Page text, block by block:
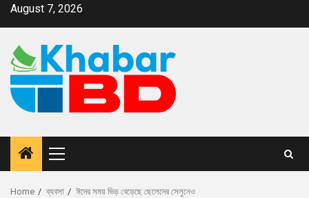
August 7, 2026
Home ব্যবসা ঈদের সময় ভিড় বেড়েছে ছেলেদের সেলুনেও